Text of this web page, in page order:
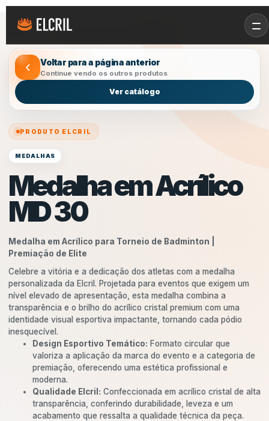
Produtos /Medalha em Acrílico MD 30
Voltar para a página anterior
Continue vendo os outros produtos
Ver catálogo
PRODUTO ELCRIL
MEDALHAS
Medalha em Acrílico
MD 30
Medalha em Acrílico para Torneio de Badminton |
Premiação de Elite
Celebre a vitória e a dedicação dos atletas com a medalha
personalizada da Elcril. Projetada para eventos que exigem um
nível elevado de apresentação, esta medalha combina a
transparência e o brilho do acrílico cristal premium com uma
identidade visual esportiva impactante, tornando cada pódio
inesquecível.
Design Esportivo Temático: Formato circular que
valoriza a aplicação da marca do evento e a categoria de
premiação, oferecendo uma estética profissional e
moderna.
Qualidade Elcril: Confeccionada em acrílico cristal de alta
transparência, conferindo durabilidade, leveza e um
acabamento que ressalta a qualidade técnica da peça.